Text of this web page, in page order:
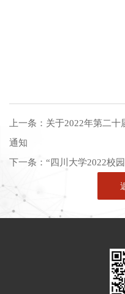
上一条： 关于2022年第二十
通知
下一条： “四川大学2022校